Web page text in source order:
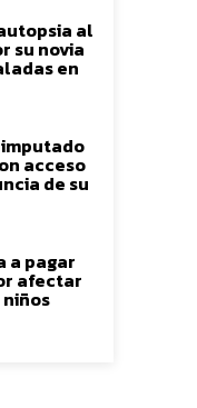
al
su novia
en
acceso
de su
a pagar
afectar